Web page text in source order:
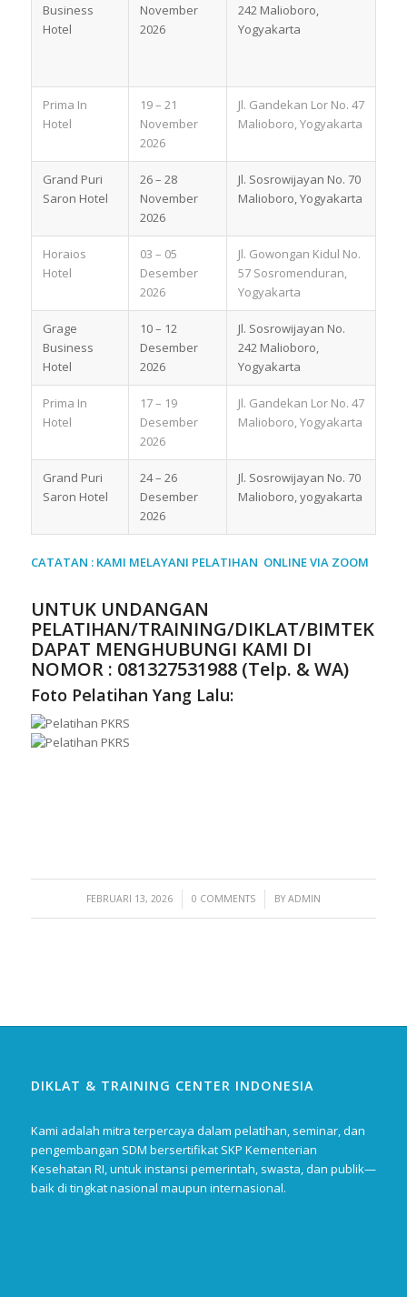
Business
Hotel
November
2026
242 Malioboro,
Yogyakarta
Prima In
Hotel
19 – 21
November
2026
Jl. Gandekan Lor No. 47
Malioboro, Yogyakarta
Grand Puri
Saron Hotel
26 – 28
November
2026
Jl. Sosrowijayan No. 70
Malioboro, Yogyakarta
Horaios
Hotel
03 – 05
Desember
2026
Jl. Gowongan Kidul No.
57 Sosromenduran,
Yogyakarta
Grage
Business
Hotel
10 – 12
Desember
2026
Jl. Sosrowijayan No.
242 Malioboro,
Yogyakarta
Prima In
Hotel
17 – 19
Desember
2026
Jl. Gandekan Lor No. 47
Malioboro, Yogyakarta
Grand Puri
Saron Hotel
24 – 26
Desember
2026
Jl. Sosrowijayan No. 70
Malioboro, yogyakarta
CATATAN : KAMI MELAYANI PELATIHAN ONLINE VIA ZOOM
UNTUK UNDANGAN
PELATIHAN/TRAINING/DIKLAT/BIMTEK
DAPAT MENGHUBUNGI KAMI DI
NOMOR : 081327531988 (Telp. & WA)
Foto Pelatihan Yang Lalu:
FEBRUARI 13, 2026
/ 0 COMMENTS
/ BY ADMIN
DIKLAT & TRAINING CENTER INDONESIA
Kami adalah mitra terpercaya dalam pelatihan, seminar, dan
pengembangan SDM bersertifikat SKP Kementerian
Kesehatan RI, untuk instansi pemerintah, swasta, dan publik—
baik di tingkat nasional maupun internasional.